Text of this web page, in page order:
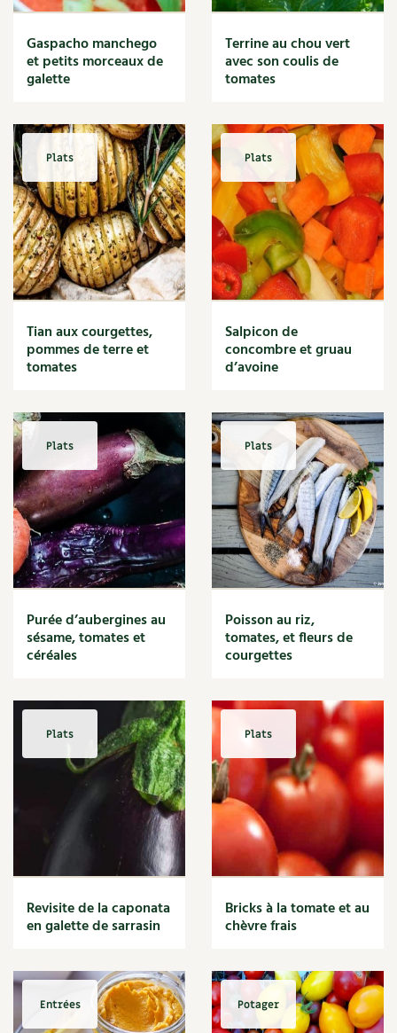
Gaspacho manchego
et petits morceaux de
galette
Terrine au chou vert
avec son coulis de
tomates
Plats
Tian aux courgettes,
pommes de terre et
tomates
Plats
Salpicon de
concombre et gruau
d’avoine
Plats
Purée d’aubergines au
sésame, tomates et
céréales
Plats
Poisson au riz,
tomates, et fleurs de
courgettes
Plats
Revisite de la caponata
en galette de sarrasin
Plats
Bricks à la tomate et au
chèvre frais
Entrées Potager